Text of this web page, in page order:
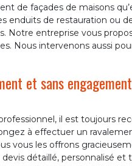
de façades de maisons
enduits de restauration ou
entreprise vous
Nous intervenons aussi
et sans
il est toujours
à effectuer un
vous les offrons
détaillé, personnalisé et